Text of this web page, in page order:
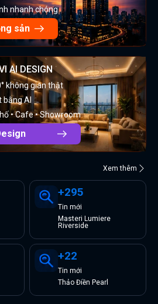
nhanh chóng
sản
AI DESIGN
không gian thật
AI
• Cafe • Showroom
Xem thêm
+295
Tin mới
Masteri Lumiere
Riverside
+22
Tin mới
Thảo Điền Pearl